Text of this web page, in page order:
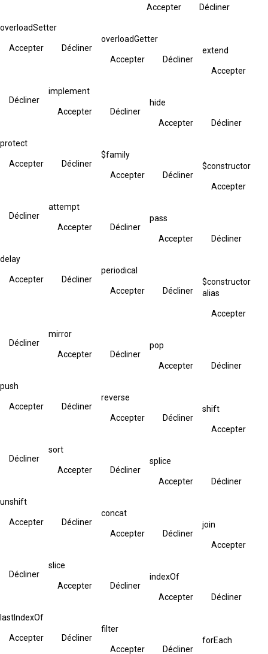
Accepter Décliner
overloadSetter
Accepter Décliner
overloadGetter
Accepter Décliner
extend
Accepter
Décliner
implement
Accepter Décliner
hide
Accepter Décliner
protect
Accepter Décliner
$family
Accepter Décliner
$constructor
Accepter
Décliner
attempt
Accepter Décliner
pass
Accepter Décliner
delay
Accepter Décliner
periodical
Accepter Décliner
$constructor
alias
Accepter
Décliner
mirror
Accepter Décliner
pop
Accepter Décliner
push
Accepter Décliner
reverse
Accepter Décliner
shift
Accepter
Décliner
sort
Accepter Décliner
splice
Accepter Décliner
unshift
Accepter Décliner
concat
Accepter Décliner
join
Accepter
Décliner
slice
Accepter Décliner
indexOf
Accepter Décliner
lastIndexOf
Accepter Décliner
filter
Accepter Décliner
forEach